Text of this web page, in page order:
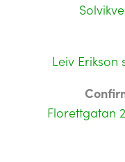
Leiv
Florettgatan